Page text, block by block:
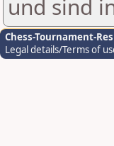
und sind
Chess-Tournament-
Legal details/Terms of